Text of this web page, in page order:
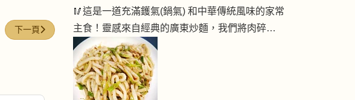
下一篇文章: 紅豆粉 (Red bean powder)
下一頁
🥢這是一道充滿鑊氣(鍋氣) 和中華傳統風味的家常
主食！靈感來自經典的廣東炒麵，我們將肉碎…